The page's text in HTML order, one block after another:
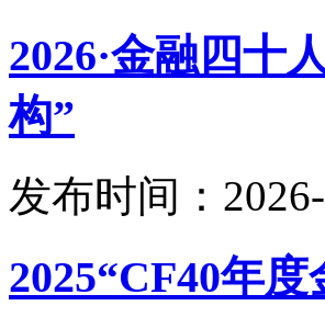
2026·金融四十
构”
发布时间：
2025“CF40年